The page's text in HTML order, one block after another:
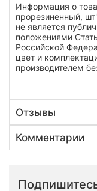
Информация о
прорезиненный,
не является
положениями
Российской
цвет и
производителем
Отзывы
Комментарии